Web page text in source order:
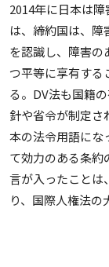
2014年に日本は
は、締約国は、
を認識し、障害の
つ平等に享有する
る。DV法も国籍
針や省令が制定さ
本の法令用語にな
て効力のある条約
言が入ったことは
り、国際人権法の